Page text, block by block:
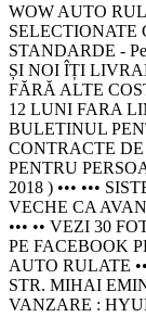
WOW AUTO
SELECTIONATE
STANDARDE -
ȘI NOI ÎȚI
FĂRĂ ALTE
12 LUNI FARA
BULETINUL
CONTRACTE DE
PENTRU
2018 ) ••• •••
VECHE CA
••• •• VEZI 30
PE FACEBOOK
AUTO RULATE
STR. MIHAI
VANZARE :